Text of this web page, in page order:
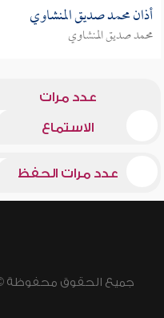
أذان محمد صديق المنشاوي
محمد صديق المنشاوي
عدد مرات
الاستماع
عدد مرات الحفظ
جميع الحقوق محفوظة © 2026 - 1998 لشبكة إسلام